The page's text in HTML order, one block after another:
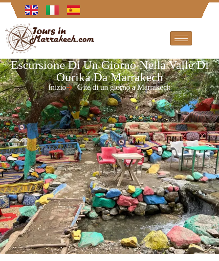
Escursione Di Un Giorno Nella Valle Di
Ourika Da Marrakech
Inizio Gite di un giorno a Marrakech